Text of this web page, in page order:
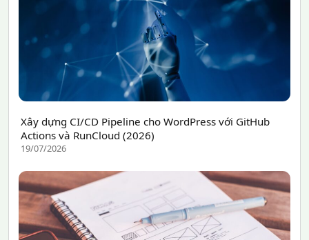
Xây dựng CI/CD Pipeline cho WordPress với GitHub
Actions và RunCloud (2026)
19/07/2026